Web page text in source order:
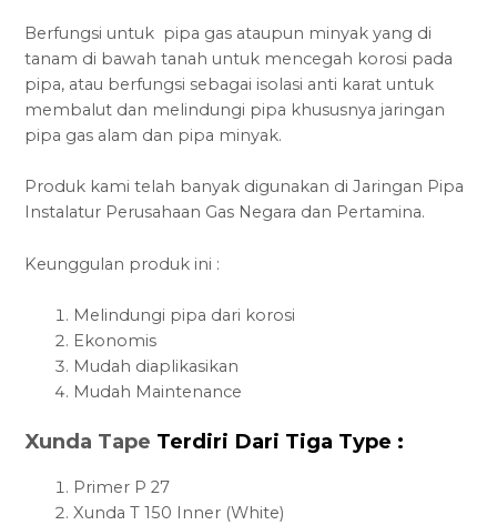
Berfungsi untuk pipa gas ataupun minyak yang di
tanam di bawah tanah untuk mencegah korosi pada
pipa, atau berfungsi sebagai isolasi anti karat untuk
membalut dan melindungi pipa khususnya jaringan
pipa gas alam dan pipa minyak.
Produk kami telah banyak digunakan di Jaringan Pipa
Instalatur Perusahaan Gas Negara dan Pertamina.
Keunggulan produk ini :
Melindungi pipa dari korosi
Ekonomis
Mudah diaplikasikan
Mudah Maintenance
Xunda Tape Terdiri Dari Tiga Type :
Primer P 27
Xunda T 150 Inner (White)